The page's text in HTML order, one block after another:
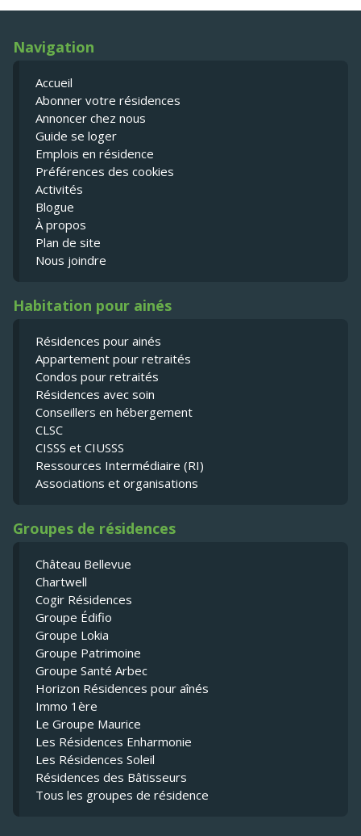
Navigation
Accueil
Abonner votre résidences
Annoncer chez nous
Guide se loger
Emplois en résidence
Préférences des cookies
Activités
Blogue
À propos
Plan de site
Nous joindre
Habitation pour ainés
Résidences pour ainés
Appartement pour retraités
Condos pour retraités
Résidences avec soin
Conseillers en hébergement
CLSC
CISSS et CIUSSS
Ressources Intermédiaire (RI)
Associations et organisations
Groupes de résidences
Château Bellevue
Chartwell
Cogir Résidences
Groupe Édifio
Groupe Lokia
Groupe Patrimoine
Groupe Santé Arbec
Horizon Résidences pour aînés
Immo 1ère
Le Groupe Maurice
Les Résidences Enharmonie
Les Résidences Soleil
Résidences des Bâtisseurs
Tous les groupes de résidence